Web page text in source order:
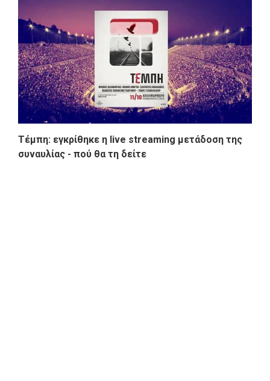
Τέμπη: εγκρίθηκε η live streaming μετάδοση της
συναυλίας - πού θα τη δείτε